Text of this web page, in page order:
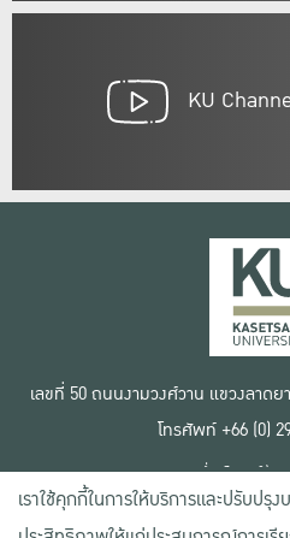
KU
เลขที่ 50 ถนนงามวงศ์วาน แขวงลาด
โทรศัพท์ +66 (0)
เงื่อนไขการใช้งา
ข้อตกลงด้านสิท
นโยบายความเ
เราใช้คุกกี้ในการให้บริการและปรับปรุ